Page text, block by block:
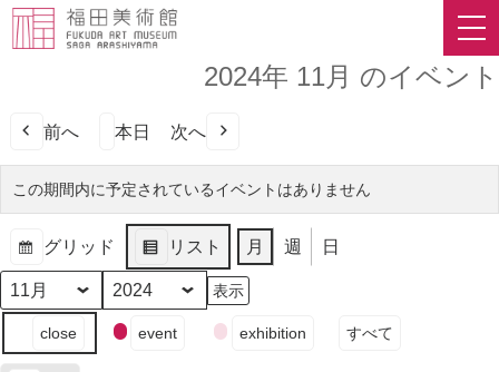
2024年 11月 のイベント
前へ 本日 次へ
この期間内に予定されているイベントはありません
グリッド
表
示
リスト
表
示
月 週 日
月
年
close event exhibition すべて